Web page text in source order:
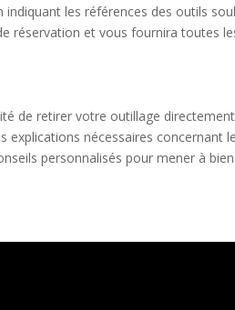
les références des outils
réservation et vous fournira toutes
de retirer votre outillage
nécessaires
personnalisés pour mener à